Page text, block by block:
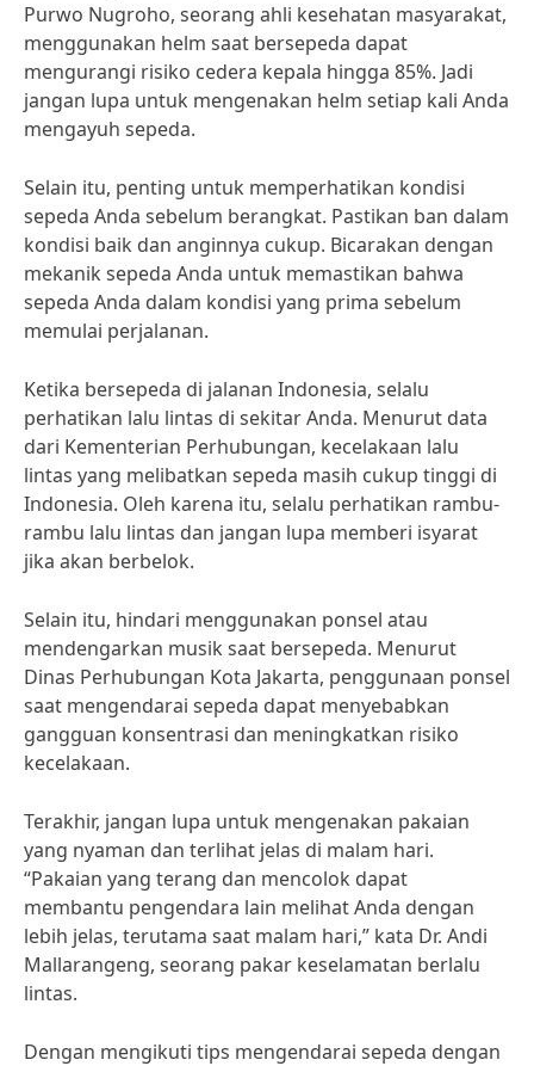
Purwo Nugroho, seorang ahli kesehatan masyarakat,
menggunakan helm saat bersepeda dapat
mengurangi risiko cedera kepala hingga 85%. Jadi
jangan lupa untuk mengenakan helm setiap kali Anda
mengayuh sepeda.
Selain itu, penting untuk memperhatikan kondisi
sepeda Anda sebelum berangkat. Pastikan ban dalam
kondisi baik dan anginnya cukup. Bicarakan dengan
mekanik sepeda Anda untuk memastikan bahwa
sepeda Anda dalam kondisi yang prima sebelum
memulai perjalanan.
Ketika bersepeda di jalanan Indonesia, selalu
perhatikan lalu lintas di sekitar Anda. Menurut data
dari Kementerian Perhubungan, kecelakaan lalu
lintas yang melibatkan sepeda masih cukup tinggi di
Indonesia. Oleh karena itu, selalu perhatikan rambu-
rambu lalu lintas dan jangan lupa memberi isyarat
jika akan berbelok.
Selain itu, hindari menggunakan ponsel atau
mendengarkan musik saat bersepeda. Menurut
Dinas Perhubungan Kota Jakarta, penggunaan ponsel
saat mengendarai sepeda dapat menyebabkan
gangguan konsentrasi dan meningkatkan risiko
kecelakaan.
Terakhir, jangan lupa untuk mengenakan pakaian
yang nyaman dan terlihat jelas di malam hari.
“Pakaian yang terang dan mencolok dapat
membantu pengendara lain melihat Anda dengan
lebih jelas, terutama saat malam hari,” kata Dr. Andi
Mallarangeng, seorang pakar keselamatan berlalu
lintas.
Dengan mengikuti tips mengendarai sepeda dengan